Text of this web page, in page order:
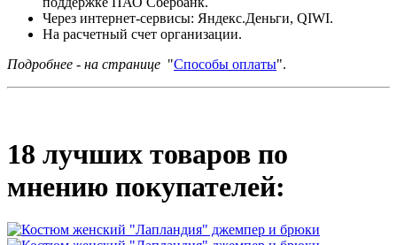
Через интернет-сервисы: Яндекс.Деньги, QIWI.
На расчетный счет организации.
Подробнее - на странице "Способы оплаты".
18 лучших товаров по
мнению покупателей: